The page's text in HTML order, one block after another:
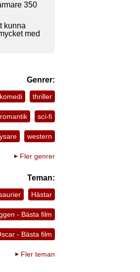
350
kunna
med
Genrer:
komedi thriller
romantik sci-fi
western
Fler genrer
Teman:
Hästar
- Bästa film
- Bästa film
Fler teman